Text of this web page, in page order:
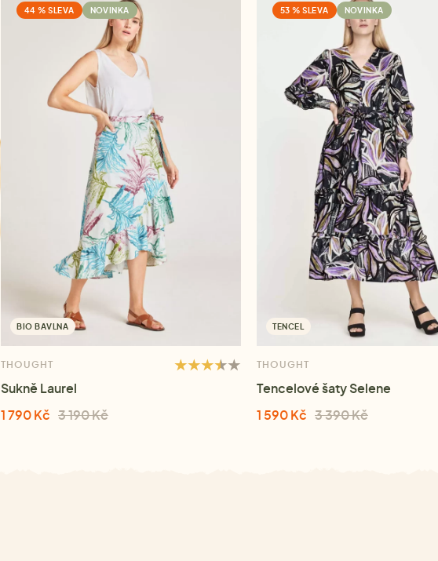
44 % SLEVA NOVINKA
BIO BAVLNA
THOUGHT
Sukně Laurel
1 790 Kč 3 190 Kč
53 % SLEVA NOVINKA
TENCEL
THOUGHT
Tencelové šaty Selene
1 590 Kč 3 390 Kč